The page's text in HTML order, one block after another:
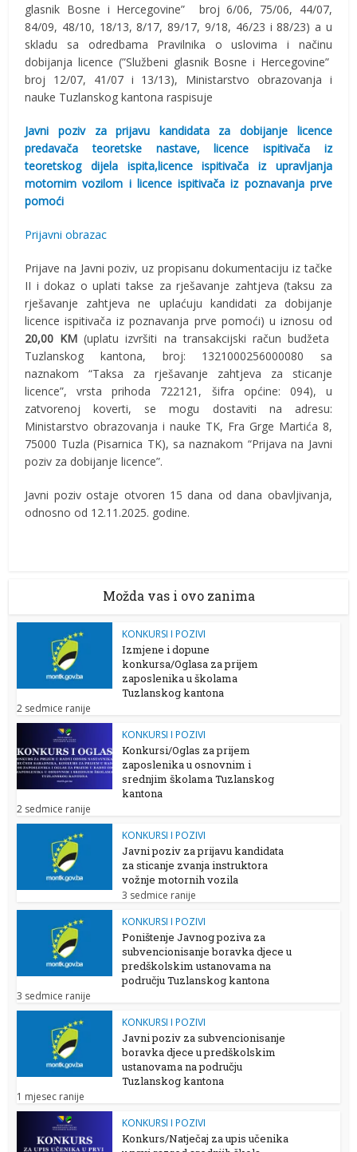
glasnik Bosne i Hercegovine” broj 6/06, 75/06, 44/07,
84/09, 48/10, 18/13, 8/17, 89/17, 9/18, 46/23 i 88/23) a u
skladu sa odredbama Pravilnika o uslovima i načinu
dobijanja licence (”Službeni glasnik Bosne i Hercegovine”
broj 12/07, 41/07 i 13/13), Ministarstvo obrazovanja i
nauke Tuzlanskog kantona raspisuje
Javni poziv za prijavu kandidata za dobijanje licence
predavača teoretske nastave, licence ispitivača iz
teoretskog dijela ispita,licence ispitivača iz upravljanja
motornim vozilom i licence ispitivača iz poznavanja prve
pomoći
Prijavni obrazac
Prijave na Javni poziv, uz propisanu dokumentaciju iz tačke
II i dokaz o uplati takse za rješavanje zahtjeva (taksu za
rješavanje zahtjeva ne uplaćuju kandidati za dobijanje
licence ispitivača iz poznavanja prve pomoći) u iznosu od
20,00 KM (uplatu izvršiti na transakcijski račun budžeta
Tuzlanskog kantona, broj: 1321000256000080 sa
naznakom “Taksa za rješavanje zahtjeva za sticanje
licence”, vrsta prihoda 722121, šifra općine: 094), u
zatvorenoj koverti, se mogu dostaviti na adresu:
Ministarstvo obrazovanja i nauke TK, Fra Grge Martića 8,
75000 Tuzla (Pisarnica TK), sa naznakom “Prijava na Javni
poziv za dobijanje licence”.
Javni poziv ostaje otvoren 15 dana od dana obavljivanja,
odnosno od 12.11.2025. godine.
Možda vas i ovo zanima
KONKURSI I POZIVI
Izmjene i dopune
konkursa/Oglasa za prijem
zaposlenika u školama
Tuzlanskog kantona
2 sedmice ranije
KONKURSI I POZIVI
Konkursi/Oglas za prijem
zaposlenika u osnovnim i
srednjim školama Tuzlanskog
kantona
2 sedmice ranije
KONKURSI I POZIVI
Javni poziv za prijavu kandidata
za sticanje zvanja instruktora
vožnje motornih vozila
3 sedmice ranije
KONKURSI I POZIVI
Poništenje Javnog poziva za
subvencionisanje boravka djece u
predškolskim ustanovama na
području Tuzlanskog kantona
3 sedmice ranije
KONKURSI I POZIVI
Javni poziv za subvencionisanje
boravka djece u predškolskim
ustanovama na području
Tuzlanskog kantona
1 mjesec ranije
KONKURSI I POZIVI
Konkurs/Natječaj za upis učenika